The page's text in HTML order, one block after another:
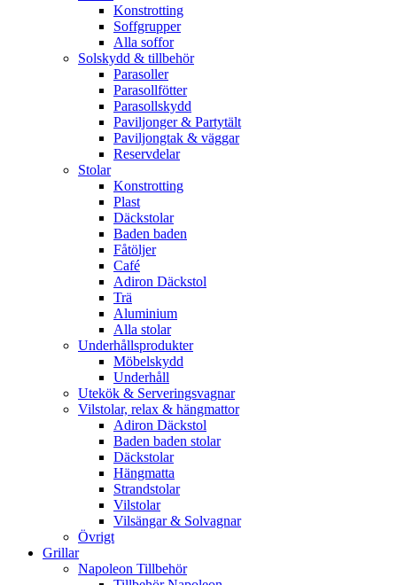
Konstrotting
Soffgrupper
Alla soffor
Solskydd & tillbehör
Parasoller
Parasollfötter
Parasollskydd
Paviljonger & Partytält
Paviljongtak & väggar
Reservdelar
Stolar
Konstrotting
Plast
Däckstolar
Baden baden
Fåtöljer
Café
Adiron Däckstol
Trä
Aluminium
Alla stolar
Underhållsprodukter
Möbelskydd
Underhåll
Utekök & Serveringsvagnar
Vilstolar, relax & hängmattor
Adiron Däckstol
Baden baden stolar
Däckstolar
Hängmatta
Strandstolar
Vilstolar
Vilsängar & Solvagnar
Övrigt
Grillar
Napoleon Tillbehör